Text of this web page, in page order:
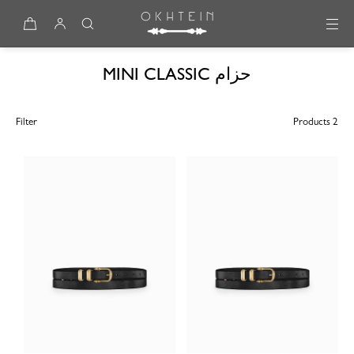
Skip to content
حزام MINI CLASSIC
2 Products
Filter